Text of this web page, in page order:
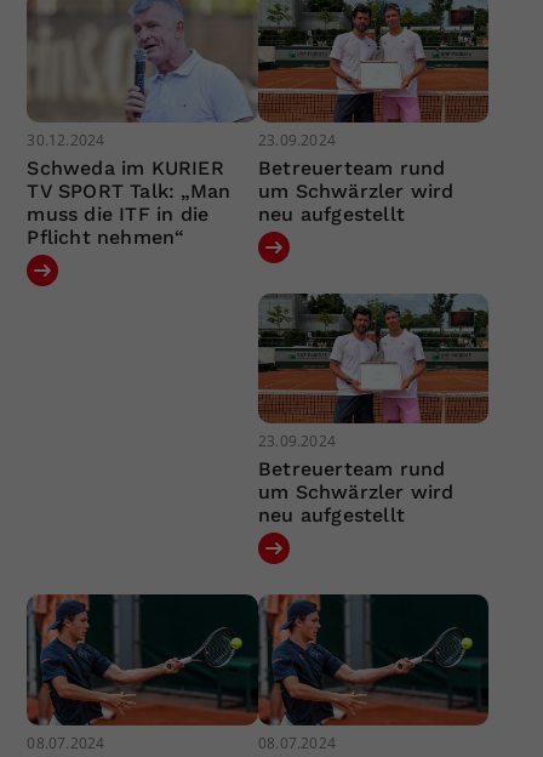
30.12.2024
Schweda im KURIER
TV SPORT Talk: „Man
muss die ITF in die
Pflicht nehmen“
23.09.2024
Betreuerteam rund
um Schwärzler wird
neu aufgestellt
23.09.2024
Betreuerteam rund
um Schwärzler wird
neu aufgestellt
08.07.2024 08.07.2024